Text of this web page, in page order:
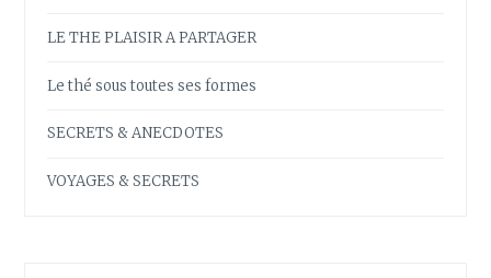
LE THE PLAISIR A PARTAGER
Le thé sous toutes ses formes
SECRETS & ANECDOTES
VOYAGES & SECRETS